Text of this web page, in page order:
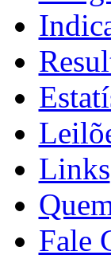
Links
Fale